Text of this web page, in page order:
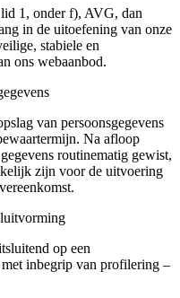
1, onder f), AVG, dan
in de uitoefening van onze
stabiele en
ons webaanbod.
van persoonsgegevens
Na afloop
routinematig gewist,
zijn voor de uitvoering
op een
inbegrip van profilering –